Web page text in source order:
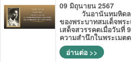
09 มิถุนายน 2567
วันอานันทมหิดลเป็
ของพระบาทสมเด็จพร
เสด็จสวรรคตเมื่อวันที่
ความสำนึกในพระเม
อ่านต่อ >>